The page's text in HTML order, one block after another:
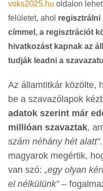
voks2025.hu oldalon
felületet, ahol regisztrálni
címmel, a regisztrációt
hivatkozást kapnak az
tudják leadni a
Az államtitkár közölte,
be a szavazólapok
adatok szerint már
millióan szavaztak,
szám néhány hét alatt”.
magyarok megértik,
van szó: „egy olyan
el nélkülünk”–